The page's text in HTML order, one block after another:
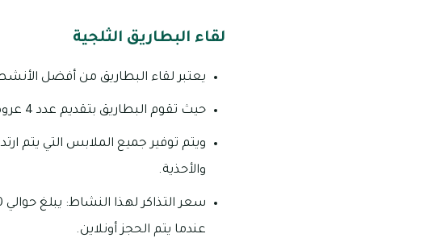
لقاء البطاريق الثلجية
يعتبر لقاء البطاريق من أفضل
حيث تقوم البطاريق بتقديم عدد 4 عروض رائعة جدًا خلال اليوم، وذلك على فترات مختلفة.
ويتم توفير جميع الملابس التي يتم
والأحذية.
عندما يتم الحجز أونلاين.